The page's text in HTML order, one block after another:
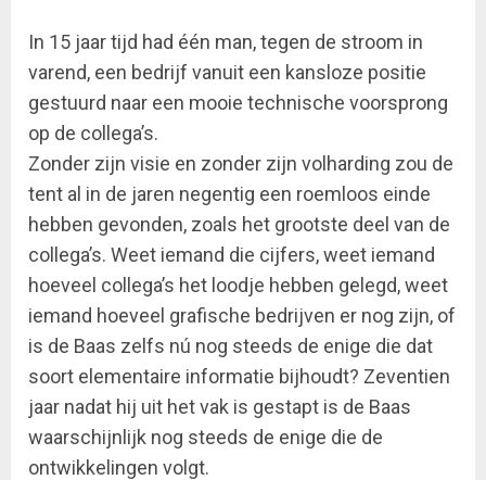
In 15 jaar tijd had één man, tegen de stroom in
varend, een bedrijf vanuit een kansloze positie
gestuurd naar een mooie technische voorsprong
op de collega’s.
Zonder zijn visie en zonder zijn volharding zou de
tent al in de jaren negentig een roemloos einde
hebben gevonden, zoals het grootste deel van de
collega’s. Weet iemand die cijfers, weet iemand
hoeveel collega’s het loodje hebben gelegd, weet
iemand hoeveel grafische bedrijven er nog zijn, of
is de Baas zelfs nú nog steeds de enige die dat
soort elementaire informatie bijhoudt? Zeventien
jaar nadat hij uit het vak is gestapt is de Baas
waarschijnlijk nog steeds de enige die de
ontwikkelingen volgt.